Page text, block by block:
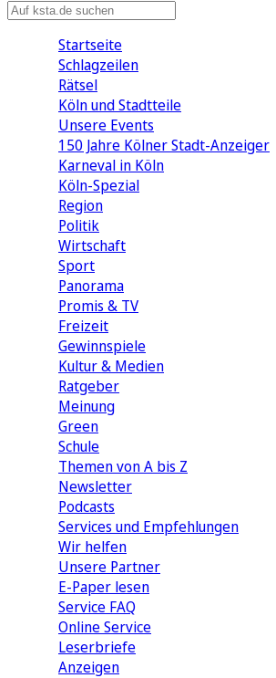
Startseite
Schlagzeilen
Rätsel
Köln und Stadtteile
Unsere Events
150 Jahre Kölner Stadt-Anzeiger
Karneval in Köln
Köln-Spezial
Region
Politik
Wirtschaft
Sport
Panorama
Promis & TV
Freizeit
Gewinnspiele
Kultur & Medien
Ratgeber
Meinung
Green
Schule
Themen von A bis Z
Newsletter
Podcasts
Services und Empfehlungen
Wir helfen
Unsere Partner
E-Paper lesen
Service FAQ
Online Service
Leserbriefe
Anzeigen